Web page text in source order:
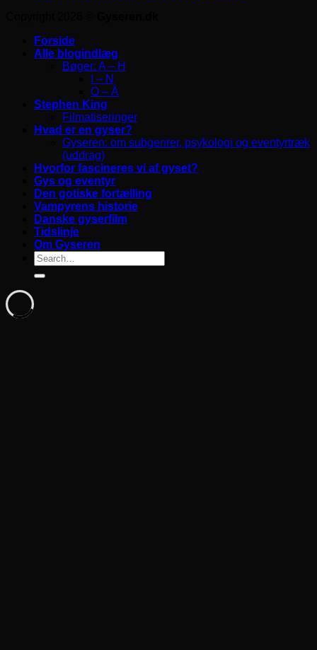
Forside
Alle blogindlæg
Bøger: A – H
I – N
O – Å
Stephen King
Filmatiseringer
Hvad er en gyser?
Gyseren: om subgenrer, psykologi og eventyrtræk
(uddrag)
Hvorfor fascineres vi af gyset?
Gys og eventyr
Den gotiske fortælling
Vampyrens historie
Danske gyserfilm
Tidslinje
Om Gyseren